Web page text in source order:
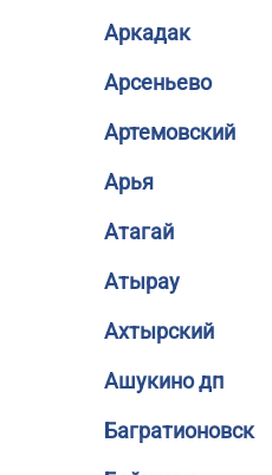
Аркадак
Арсеньево
Артемовский
Арья
Атагай
Атырау
Ахтырский
Ашукино дп
Багратионовск